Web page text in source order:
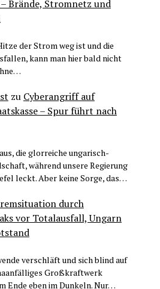
Brände, Stromnetz und
der Strom weg ist und die
kann man hier bald nicht
zu Cyberangriff auf
– Spur führt nach
die glorreiche ungarisch-
während unsere Regierung
leckt. Aber keine Sorge, das…
durch
vor Totalausfall, Ungarn
verschläft und sich blind auf
Großkraftwerk
Ende eben im Dunkeln. Nur…